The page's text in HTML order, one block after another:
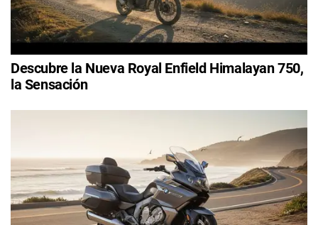
Descubre la Nueva Royal Enfield Himalayan 750,
la Sensación